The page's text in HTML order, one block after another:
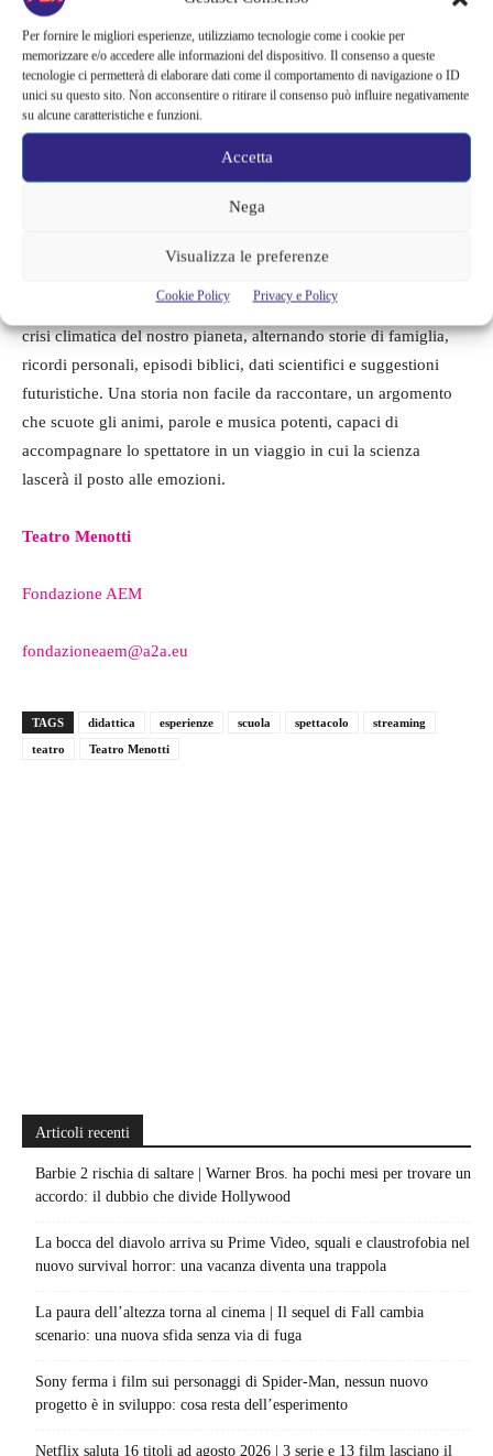
Per fornire le migliori esperienze, utilizziamo tecnologie come i cookie per
memorizzare e/o accedere alle informazioni del dispositivo. Il consenso a queste
tecnologie ci permetterà di elaborare dati come il comportamento di navigazione o ID
unici su questo sito. Non acconsentire o ritirare il consenso può influire negativamente
su alcune caratteristiche e funzioni.
Accetta
Nega
Visualizza le preferenze
Cookie Policy Privacy e Policy
contraddizioni tipiche della società contemporanea
Possiamo salvare il mondo prima di cena – da Jonathan
Safran Foer
I cambiamenti climatici sono reali, non sono fake news. Se
continueremo a non occuparcene, se non modificheremo
al rischio dell’estinzione di massa. Lo sappiamo, eppure non
riusciamo a crederci. E quindi non facciamo nulla. La versione
Emilio Russo, racconta, con straordinario impatto emotivo, la
crisi climatica del nostro pianeta, alternando storie di famiglia,
ricordi personali, episodi biblici, dati scientifici e suggestioni
futuristiche. Una storia non facile da raccontare, un argomento
che scuote gli animi, parole e musica potenti, capaci di
accompagnare lo spettatore in un viaggio in cui la scienza
lascerà il posto alle emozioni.
Teatro Menotti
Fondazione AEM
fondazioneaem@a2a.eu
TAGS didattica esperienze scuola spettacolo
streaming
teatro
Teatro Menotti
Articoli recenti
Barbie 2 rischia di saltare | Warner Bros. ha pochi mesi per trovare un
accordo: il dubbio che divide Hollywood
La bocca del diavolo arriva su Prime Video, squali e claustrofobia nel
nuovo survival horror: una vacanza diventa una trappola
La paura dell’altezza torna al cinema | Il sequel di Fall cambia
scenario: una nuova sfida senza via di fuga
Sony ferma i film sui personaggi di Spider-Man, nessun nuovo
progetto è in sviluppo: cosa resta dell’esperimento
Netflix saluta 16 titoli ad agosto 2026 | 3 serie e 13 film lasciano il